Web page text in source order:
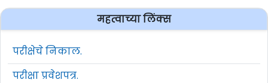
महत्वाच्या लिंक्स
परीक्षेचे निकाल.
परीक्षा प्रवेशपत्र.